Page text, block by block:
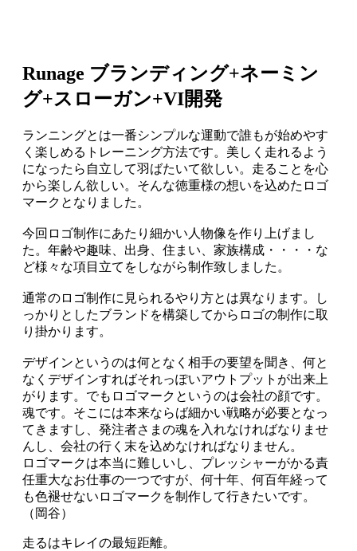
Runage ブランディング+ネーミン
グ+スローガン+VI開発
ランニングとは一番シンプルな運動で誰もが始めやす
く楽しめるトレーニング方法です。美しく走れるよう
になったら自立して羽ばたいて欲しい。走ることを心
から楽しん欲しい。そんな徳重様の想いを込めたロゴ
マークとなりました。
今回ロゴ制作にあたり細かい人物像を作り上げまし
た。年齢や趣味、出身、住まい、家族構成・・・・な
ど様々な項目立てをしながら制作致しました。
通常のロゴ制作に見られるやり方とは異なります。し
っかりとしたブランドを構築してからロゴの制作に取
り掛かります。
デザインというのは何となく相手の要望を聞き、何と
なくデザインすればそれっぽいアウトプットが出来上
がります。でもロゴマークというのは会社の顔です。
魂です。そこには本来ならば細かい戦略が必要となっ
てきますし、発注者さまの魂を入れなければなりませ
んし、会社の行く末を込めなければなりません。
ロゴマークは本当に難しいし、プレッシャーがかる責
任重大なお仕事の一つですが、何十年、何百年経って
も色褪せないロゴマークを制作して行きたいです。
（岡谷）
走るはキレイの最短距離。